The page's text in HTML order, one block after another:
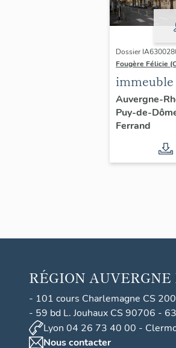
Dossier
Fougère Félicie
immeuble
Auvergne-
Puy-de-
Ferrand
RÉGION AUVERGNE
- 101 cours Charlemagne CS
- 59 bd L. Jouhaux CS 90706 -
Lyon 04 26 73 40 00 -
Nous contacter